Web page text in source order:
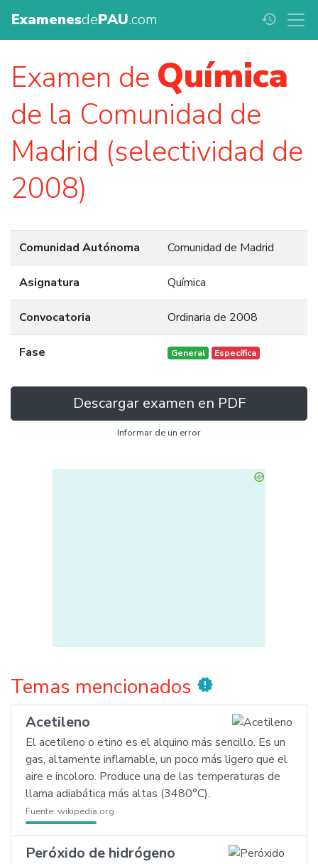
ExamenesdePAU.com history
Examen de Química
de la Comunidad de
Madrid (selectividad de
2008)
Comunidad Autónoma Comunidad de Madrid
Asignatura Química
Convocatoria Ordinaria de 2008
Fase General Específica
Descargar examen en PDF
Informar de un error
Temas mencionados new_releases
Acetileno
El acetileno o etino es el alquino más sencillo. Es un
gas, altamente inflamable, un poco más ligero que el
aire e incoloro. Produce una de las temperaturas de
llama adiabática más altas (3480°C).
Fuente: wikipedia.org
Peróxido de hidrógeno